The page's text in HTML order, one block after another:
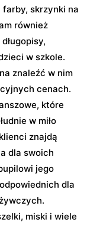
skrzynki na
również
w szkole.
znaleźć w nim
cenach.
które
w miło
znajdą
dla swoich
jego
dla
miski i wiele